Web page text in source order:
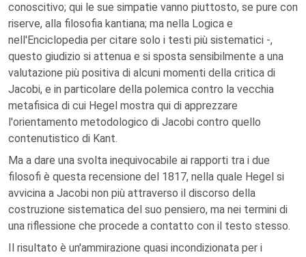
conoscitivo; qui le sue simpatie vanno piuttosto, se pure con
riserve, alla filosofia kantiana; ma nella Logica e
nell'Enciclopedia per citare solo i testi più sistematici -,
questo giudizio si attenua e si sposta sensibilmente a una
valutazione più positiva di alcuni momenti della critica di
Jacobi, e in particolare della polemica contro la vecchia
metafisica di cui Hegel mostra qui di apprezzare
l'orientamento metodologico di Jacobi contro quello
contenutistico di Kant.
Ma a dare una svolta inequivocabile ai rapporti tra i due
filosofi è questa recensione del 1817, nella quale Hegel si
avvicina a Jacobi non più attraverso il discorso della
costruzione sistematica del suo pensiero, ma nei termini di
una riflessione che procede a contatto con il testo stesso.
Il risultato è un'ammirazione quasi incondizionata per i